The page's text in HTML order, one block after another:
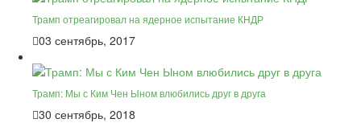
Трамп отреагировал на ядерное испытание КНДР
03 сентябрь, 2017
Трамп: Мы с Ким Чен Ыном влюбились друг в друга
30 сентябрь, 2018